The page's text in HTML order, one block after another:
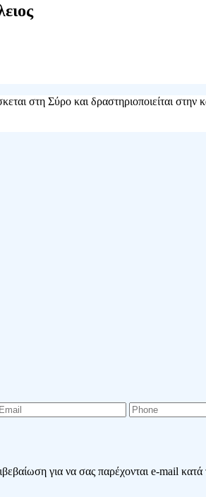
στη Σύρο και δραστηριοποιείται
για να σας παρέχονται e-mail κατά